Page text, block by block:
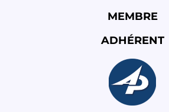
MEMBRE
ADHÉRENT